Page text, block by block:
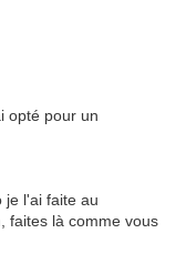
opté pour un
je l'ai faite au
faites là comme vous